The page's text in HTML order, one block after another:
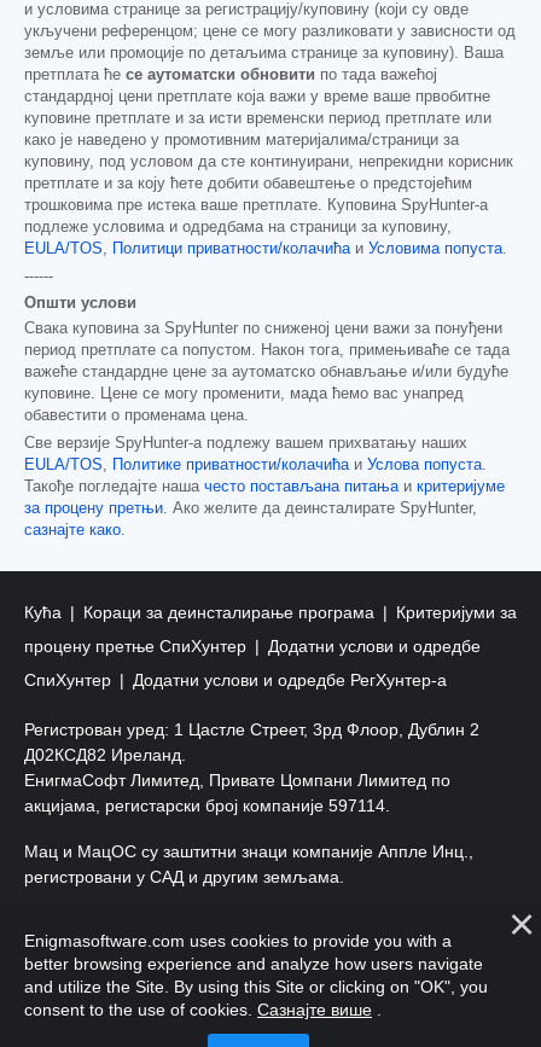
и условима странице за регистрацију/куповину (који су овде
укључени референцом; цене се могу разликовати у зависности од
земље или промоције по детаљима странице за куповину). Ваша
претплата ће се аутоматски обновити по тада важећој
стандардној цени претплате која важи у време ваше првобитне
куповине претплате и за исти временски период претплате или
како је наведено у промотивним материјалима/страници за
куповину, под условом да сте континуирани, непрекидни корисник
претплате и за коју ћете добити обавештење о предстојећим
трошковима пре истека ваше претплате. Куповина SpyHunter-а
подлеже условима и одредбама на страници за куповину,
EULA/TOS, Политици приватности/колачићаи Условима попуста.
------
Општи услови
Свака куповина за SpyHunter по сниженој цени важи за понуђени
период претплате са попустом. Након тога, примењиваће се тада
важеће стандардне цене за аутоматско обнављање и/или будуће
куповине. Цене се могу променити, мада ћемо вас унапред
обавестити о променама цена.
Све верзије SpyHunter-а подлежу вашем прихватању наших
EULA/TOS, Политике приватности/колачићаи Услова попуста.
Такође погледајте наша често постављана питањаи критеријуме
за процену претњи. Ако желите да деинсталирате SpyHunter,
сазнајте како.
Кућа Кораци за деинсталирање програма
Критеријуми за
процену претње СпиХунтер
Додатни услови и одредбе
СпиХунтер
Додатни услови и одредбе РегХунтер-а
Регистрован уред: 1 Цастле Стреет, 3рд Флоор, Дублин 2
Д02КСД82 Иреланд.
ЕнигмаСофт Лимитед, Привате Цомпани Лимитед по
акцијама, регистарски број компаније 597114.
Мац и МацОС су заштитни знаци компаније Аппле Инц.,
регистровани у САД и другим земљама.
задржана.
Enigmasoftware.com uses cookies to provide you with a
better browsing experience and analyze how users navigate
and utilize the Site. By using this Site or clicking on "OK", you
consent to the use of cookies. Сазнајте више